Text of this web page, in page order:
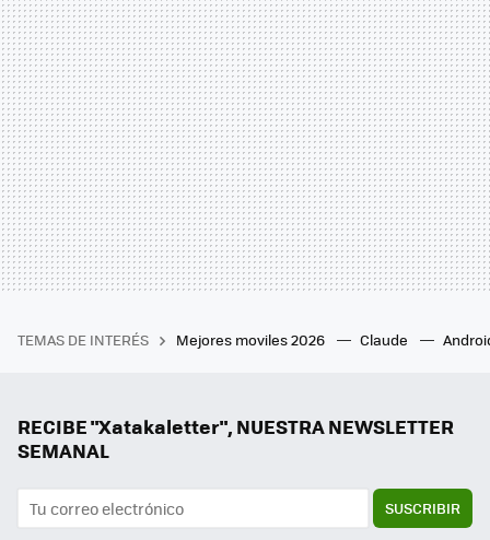
TEMAS DE INTERÉS Mejores moviles 2026 Claude
RECIBE "Xatakaletter", NUESTRA NEWSLETTER
SEMANAL
SUSCRIBIR